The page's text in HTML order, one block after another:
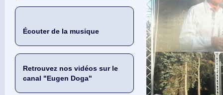
Écouter de la musique
Retrouvez nos vidéos sur le
canal "Eugen Doga"